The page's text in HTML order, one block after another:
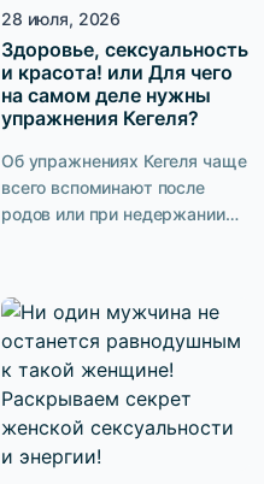
дисфункции. И хотя у многих
женщин, состояние мышц
тазового дна улучшается уже
в первые недели, у
значительной части молодых
мам проблемы приобретают
долгосрочный характер.
Рассказываем, как […]
28 июля, 2026
Здоровье, сексуальность
и красота! или Для чего
на самом деле нужны
упражнения Кегеля?
Об упражнениях Кегеля чаще
всего вспоминают после
родов или при недержании
тренировок намного шире.
Они помогают поддерживать
тазовое дно, сохранять
женское здоровье, повышать
качество интимной жизни и
снижать риск некоторых
нарушений со стороны